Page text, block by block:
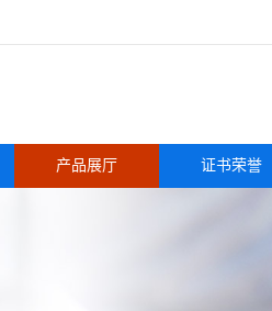
产品展厅 证书荣誉